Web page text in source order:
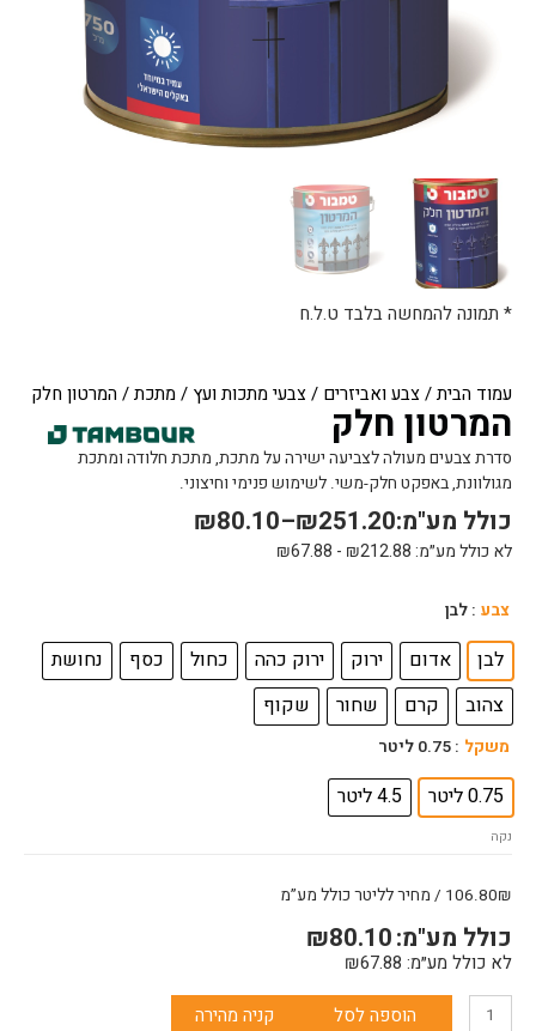
עמוד הבית/צבע ואביזרים /צבעי מתכות ועץ /מתכת/ המרטון חלק
המרטון חלק
סדרת צבעים מעולה לצביעה ישירה על מתכת, מתכת חלודה ומתכת
מגולוונת, באפקט חלק-משי. לשימוש פנימי וחיצוני.
₪80.10–₪251.20כולל מע"מ:
לא כולל מע״מ: ₪212.88
-
₪67.88
צבע : לבן
לבן אדום ירוק ירוק כהה כחול כסף
נחושת
צהוב
קרם שחור שקוף
משקל : 0.75 ליטר
0.75 ליטר 4.5 ליטר
נקה
106.80₪ / מחיר לליטר כולל מע”מ
₪80.10כולל מע"מ:
לא כולל מע״מ: ₪67.88
כמות
המרטון
חלק
הוספה לסל קניה מהירה
* תמונה להמחשה בלבד ט.ל.ח